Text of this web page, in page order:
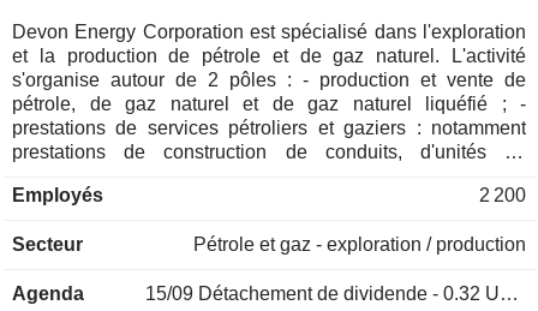
Devon Energy Corporation est spécialisé dans l'exploration
et la production de pétrole et de gaz naturel. L'activité
s'organise autour de 2 pôles : - production et vente de
pétrole, de gaz naturel et de gaz naturel liquéfié ; -
prestations de services pétroliers et gaziers : notamment
prestations de construction de conduits, d'unités de
hydrocarbures.
Employés 2 200
Secteur Pétrole et gaz - exploration / production
Agenda 15/09 Détachement de dividende - 0.32 USD